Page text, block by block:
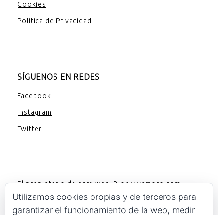
Cookies
Politica de Privacidad
SÍGUENOS EN REDES
Facebook
Instagram
Twitter
El propietario de esta web, Blog.vivemoto.com,
participa en el Programa de Afiliados de Amazon EU,
un programa de publicidad para afiliados diseñado
Utilizamos cookies propias y de terceros para
garantizar el funcionamiento de la web, medir